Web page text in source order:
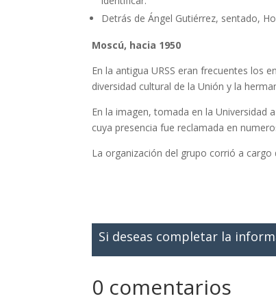
Detrás de Ángel Gutiérrez, sentado,
Moscú, hacia 1950
En la antigua URSS eran frecuentes los
diversidad cultural de la Unión y la
En la imagen, tomada en la Universidad
cuya presencia fue reclamada en
La organización del grupo corrió a
Si deseas completar la
0 comentarios